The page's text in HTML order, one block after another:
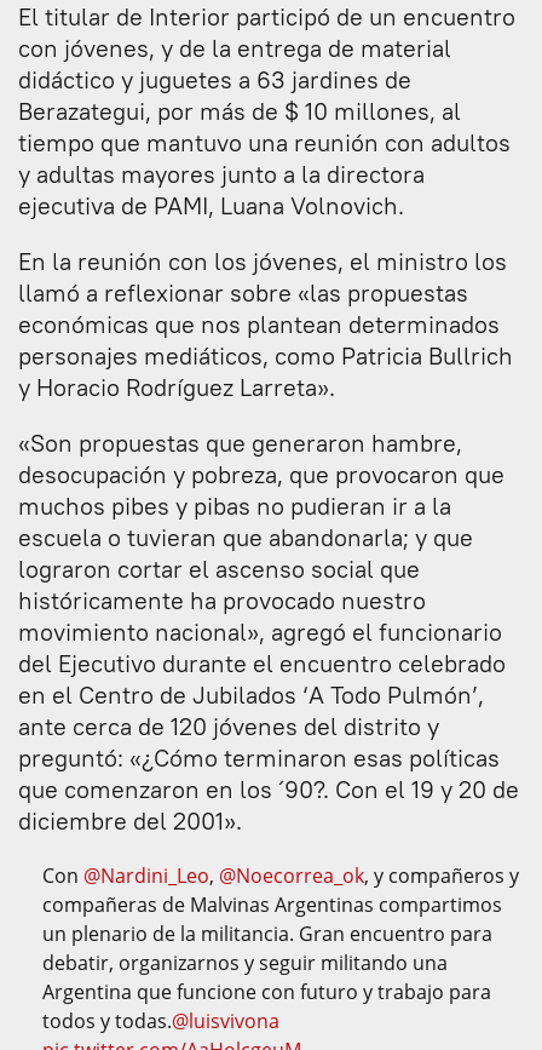
El titular de Interior participó de un encuentro
con jóvenes, y de la entrega de material
didáctico y juguetes a 63 jardines de
Berazategui, por más de $ 10 millones, al
tiempo que mantuvo una reunión con adultos
y adultas mayores junto a la directora
ejecutiva de PAMI, Luana Volnovich.
En la reunión con los jóvenes, el ministro los
llamó a reflexionar sobre «las propuestas
económicas que nos plantean determinados
personajes mediáticos, como Patricia Bullrich
y Horacio Rodríguez Larreta».
«Son propuestas que generaron hambre,
desocupación y pobreza, que provocaron que
muchos pibes y pibas no pudieran ir a la
escuela o tuvieran que abandonarla; y que
lograron cortar el ascenso social que
históricamente ha provocado nuestro
movimiento nacional», agregó el funcionario
del Ejecutivo durante el encuentro celebrado
en el Centro de Jubilados ‘A Todo Pulmón’,
ante cerca de 120 jóvenes del distrito y
preguntó: «¿Cómo terminaron esas políticas
que comenzaron en los ´90?. Con el 19 y 20 de
diciembre del 2001».
Con @Nardini_Leo, @Noecorrea_ok, y compañeros y
compañeras de Malvinas Argentinas compartimos
un plenario de la militancia. Gran encuentro para
debatir, organizarnos y seguir militando una
Argentina que funcione con futuro y trabajo para
todos y todas.@luisvivona